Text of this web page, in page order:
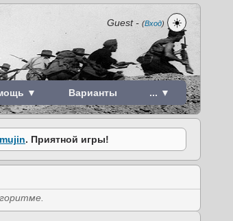
Guest- (Вход) ☀️
▼ Варианты ... ▼
. Приятной игры!